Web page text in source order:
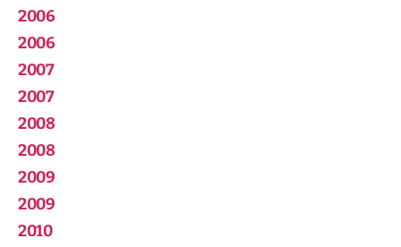
2006
2006
2007
2007
2008
2008
2009
2009
2010